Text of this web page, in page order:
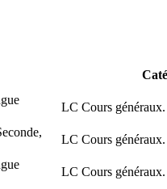
LC Cours généraux.
LC Cours généraux.
LC Cours généraux.